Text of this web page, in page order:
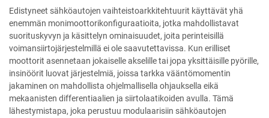
Edistyneet sähköautojen vaihteistoarkkitehtuurit käyttävät yhä
enemmän monimoottorikonfiguraatioita, jotka mahdollistavat
suorituskyvyn ja käsittelyn ominaisuudet, joita perinteisillä
voimansiirtojärjestelmillä ei ole saavutettavissa. Kun erilliset
moottorit asennetaan jokaiselle akselille tai jopa yksittäisille pyörille,
insinöörit luovat järjestelmiä, joissa tarkka vääntömomentin
jakaminen on mahdollista ohjelmallisella ohjauksella eikä
mekaanisten differentiaalien ja siirtolaatikoiden avulla. Tämä
lähestymistapa, joka perustuu modulaarisiin sähköautojen